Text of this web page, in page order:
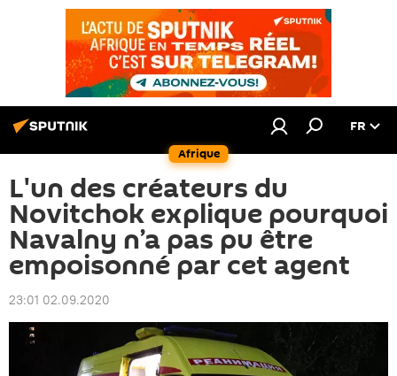
Afrique
FR
L'un des créateurs du
Novitchok explique pourquoi
Navalny n’a pas pu être
empoisonné par cet agent
23:01 02.09.2020